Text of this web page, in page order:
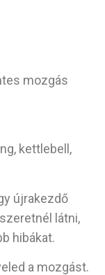
mozgás
kettlebell,
újrakezdő
látni,
hibákat.
a mozgást.